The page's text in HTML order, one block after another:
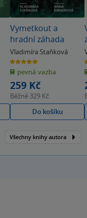
Vymetkout a
hradní záhada
Vladimíra Staňková
5.0
z
5
hvězdiček
pevná vazba
259 Kč
Běžně 329 Kč
Do košíku
z
5
Všechny knihy autora